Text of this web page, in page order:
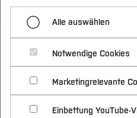
Studium
Studienangebote
Bachelorstudiengänge
Masterstudiengänge
Vor dem Studium
Bewerben &
Bewerbungsportal
Im Studium
Studienbüros und
Nach dem Studium
Forschung &
Profil
Forschungs- und
Schwerpunkte (FuT)
Beratung &
Nachhaltigkeit
Nachhaltigkeit
International
Therapiewissenschaft
Erstsemester
Alle auswählen
Notwendige Cookies
Marketingrelevante
Einbettung YouTube-